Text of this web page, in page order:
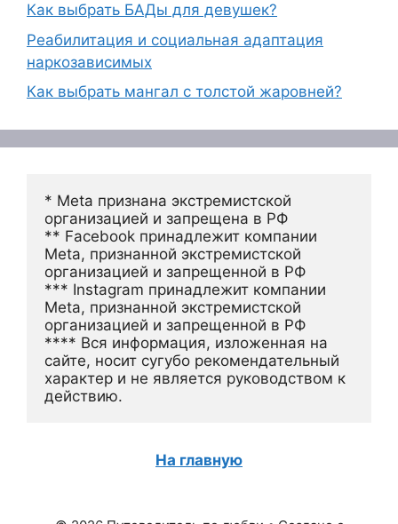
Как выбрать БАДы для девушек?
Реабилитация и социальная адаптация
наркозависимых
Как выбрать мангал с толстой жаровней?
* Meta признана экстремистской
организацией и запрещена в РФ
** Facebook принадлежит компании
Meta, признанной экстремистской
организацией и запрещенной в РФ
*** Instagram принадлежит компании
Meta, признанной экстремистской
организацией и запрещенной в РФ
**** Вся информация, изложенная на
сайте, носит сугубо рекомендательный
характер и не является руководством к
действию.
На главную